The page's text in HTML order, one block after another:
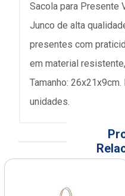
Sacola para Presente
Junco de alta
presentes com
em material
Tamanho:
unidades.